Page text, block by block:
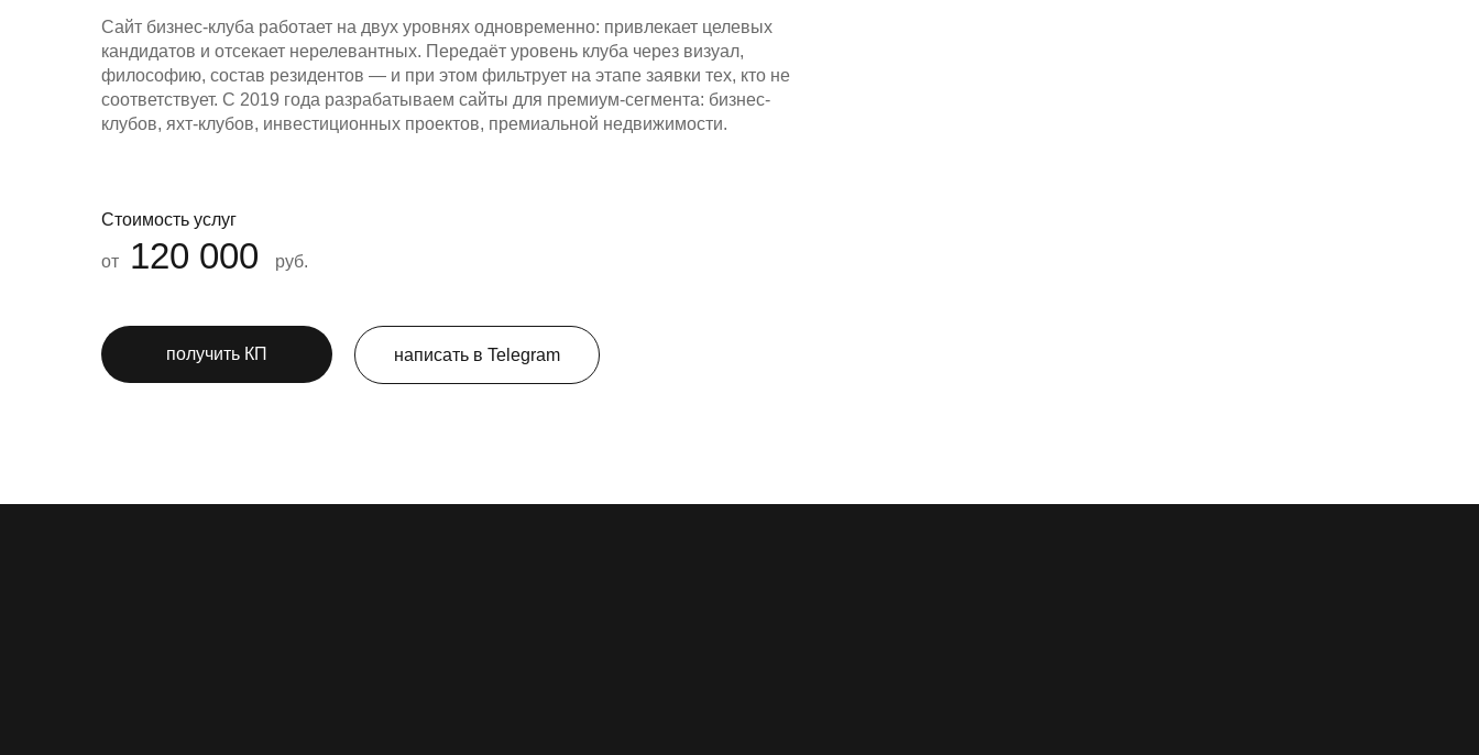
Контакты
получить предложение
Сайт бизнес-клуба работает на двух уровнях одновременно: привлекает целевых
кандидатов и отсекает нерелевантных. Передаёт уровень клуба через визуал,
философию, состав резидентов — и при этом фильтрует на этапе заявки тех, кто не
соответствует. С 2019 года разрабатываем сайты для премиум-сегмента: бизнес-
клубов, яхт-клубов, инвестиционных проектов, премиальной недвижимости.
получить КП написать в Telegram
Стоимость услуг
от 120 000 руб.